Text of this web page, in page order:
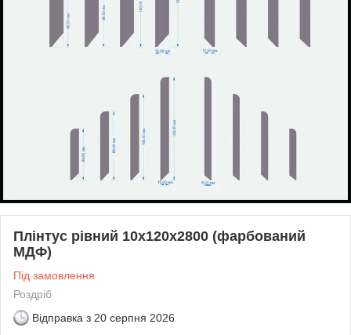
Плінтус рівний 10х120х2800 (фарбований
МДФ)
Під замовлення
Роздріб
Відправка з 20 серпня 2026